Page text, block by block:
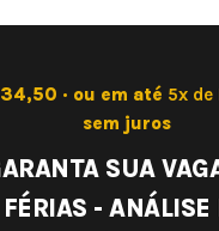
· ou em até 5x de
sem juros
SUA
FÉRIAS - ANÁLISE